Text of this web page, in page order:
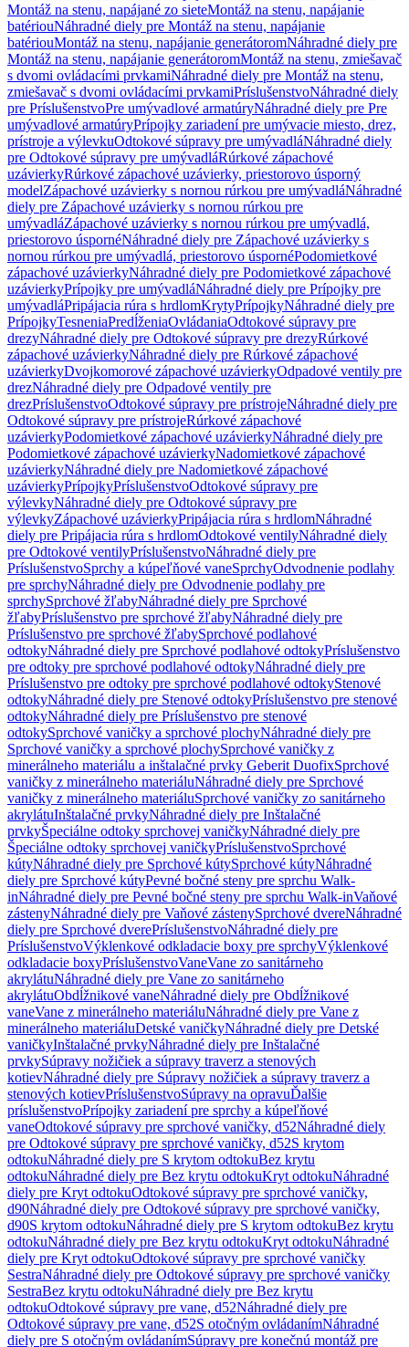
Montáž na stenu, napájané zo sieteMontáž na stenu, napájanie
batériouNáhradné diely pre Montáž na stenu, napájanie
batériouMontáž na stenu, napájanie generátoromNáhradné diely pre
Montáž na stenu, napájanie generátoromMontáž na stenu, zmiešavač
s dvomi ovládacími prvkamiNáhradné diely pre Montáž na stenu,
zmiešavač s dvomi ovládacími prvkamiPríslušenstvoNáhradné diely
pre PríslušenstvoPre umývadlové armatúryNáhradné diely pre Pre
umývadlové armatúryPrípojky zariadení pre umývacie miesto, drez,
prístroje a výlevkuOdtokové súpravy pre umývadláNáhradné diely
pre Odtokové súpravy pre umývadláRúrkové zápachové
uzávierkyRúrkové zápachové uzávierky, priestorovo úsporný
modelZápachové uzávierky s nornou rúrkou pre umývadláNáhradné
diely pre Zápachové uzávierky s nornou rúrkou pre
umývadláZápachové uzávierky s nornou rúrkou pre umývadlá,
priestorovo úspornéNáhradné diely pre Zápachové uzávierky s
nornou rúrkou pre umývadlá, priestorovo úspornéPodomietkové
zápachové uzávierkyNáhradné diely pre Podomietkové zápachové
uzávierkyPrípojky pre umývadláNáhradné diely pre Prípojky pre
umývadláPripájacia rúra s hrdlomKrytyPrípojkyNáhradné diely pre
PrípojkyTesneniaPredĺženiaOvládaniaOdtokové súpravy pre
drezyNáhradné diely pre Odtokové súpravy pre drezyRúrkové
zápachové uzávierkyNáhradné diely pre Rúrkové zápachové
uzávierkyDvojkomorové zápachové uzávierkyOdpadové ventily pre
drezNáhradné diely pre Odpadové ventily pre
drezPríslušenstvoOdtokové súpravy pre prístrojeNáhradné diely pre
Odtokové súpravy pre prístrojeRúrkové zápachové
uzávierkyPodomietkové zápachové uzávierkyNáhradné diely pre
Podomietkové zápachové uzávierkyNadomietkové zápachové
uzávierkyNáhradné diely pre Nadomietkové zápachové
uzávierkyPrípojkyPríslušenstvoOdtokové súpravy pre
výlevkyNáhradné diely pre Odtokové súpravy pre
výlevkyZápachové uzávierkyPripájacia rúra s hrdlomNáhradné
diely pre Pripájacia rúra s hrdlomOdtokové ventilyNáhradné diely
pre Odtokové ventilyPríslušenstvoNáhradné diely pre
PríslušenstvoSprchy a kúpeľňové vaneSprchyOdvodnenie podlahy
pre sprchyNáhradné diely pre Odvodnenie podlahy pre
sprchySprchové žľabyNáhradné diely pre Sprchové
žľabyPríslušenstvo pre sprchové žľabyNáhradné diely pre
Príslušenstvo pre sprchové žľabySprchové podlahové
odtokyNáhradné diely pre Sprchové podlahové odtokyPríslušenstvo
pre odtoky pre sprchové podlahové odtokyNáhradné diely pre
Príslušenstvo pre odtoky pre sprchové podlahové odtokyStenové
odtokyNáhradné diely pre Stenové odtokyPríslušenstvo pre stenové
odtokyNáhradné diely pre Príslušenstvo pre stenové
odtokySprchové vaničky a sprchové plochyNáhradné diely pre
Sprchové vaničky a sprchové plochySprchové vaničky z
minerálneho materiálu a inštalačné prvky Geberit DuofixSprchové
vaničky z minerálneho materiáluNáhradné diely pre Sprchové
vaničky z minerálneho materiáluSprchové vaničky zo sanitárneho
akrylátuInštalačné prvkyNáhradné diely pre Inštalačné
prvkyŠpeciálne odtoky sprchovej vaničkyNáhradné diely pre
Špeciálne odtoky sprchovej vaničkyPríslušenstvoSprchové
kútyNáhradné diely pre Sprchové kútySprchové kútyNáhradné
diely pre Sprchové kútyPevné bočné steny pre sprchu Walk-
inNáhradné diely pre Pevné bočné steny pre sprchu Walk-inVaňové
zástenyNáhradné diely pre Vaňové zástenySprchové dvereNáhradné
diely pre Sprchové dverePríslušenstvoNáhradné diely pre
PríslušenstvoVýklenkové odkladacie boxy pre sprchyVýklenkové
odkladacie boxyPríslušenstvoVaneVane zo sanitárneho
akrylátuNáhradné diely pre Vane zo sanitárneho
akrylátuObdĺžnikové vaneNáhradné diely pre Obdĺžnikové
vaneVane z minerálneho materiáluNáhradné diely pre Vane z
minerálneho materiáluDetské vaničkyNáhradné diely pre Detské
vaničkyInštalačné prvkyNáhradné diely pre Inštalačné
prvkySúpravy nožičiek a súpravy traverz a stenových
kotievNáhradné diely pre Súpravy nožičiek a súpravy traverz a
stenových kotievPríslušenstvoSúpravy na opravuĎalšie
príslušenstvoPrípojky zariadení pre sprchy a kúpeľňové
vaneOdtokové súpravy pre sprchové vaničky, d52Náhradné diely
pre Odtokové súpravy pre sprchové vaničky, d52S krytom
odtokuNáhradné diely pre S krytom odtokuBez krytu
odtokuNáhradné diely pre Bez krytu odtokuKryt odtokuNáhradné
diely pre Kryt odtokuOdtokové súpravy pre sprchové vaničky,
d90Náhradné diely pre Odtokové súpravy pre sprchové vaničky,
d90S krytom odtokuNáhradné diely pre S krytom odtokuBez krytu
odtokuNáhradné diely pre Bez krytu odtokuKryt odtokuNáhradné
diely pre Kryt odtokuOdtokové súpravy pre sprchové vaničky
SestraNáhradné diely pre Odtokové súpravy pre sprchové vaničky
SestraBez krytu odtokuNáhradné diely pre Bez krytu
odtokuOdtokové súpravy pre vane, d52Náhradné diely pre
Odtokové súpravy pre vane, d52S otočným ovládanímNáhradné
diely pre S otočným ovládanímSúpravy pre konečnú montáž pre